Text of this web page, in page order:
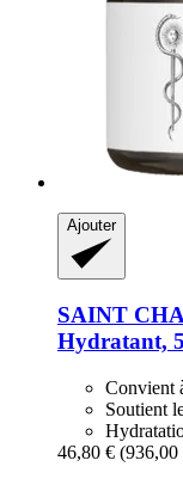
Ajouter
SAINT
Hydratant,
Convient
Soutient
46,80 €